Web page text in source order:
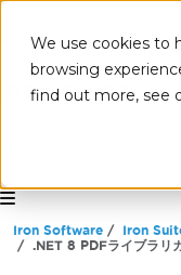
We use cookies to
browsing
find out more, see
フッターコンテンツに
Iron Software Iron
.NET 8 PDFライブラリ